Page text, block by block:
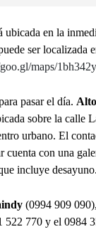
ubicada en la
ser localizada
maps/
pasar el día.
sobre la calle
urbano. El
cuenta con una
incluye desayuno.
(0994 909 090),
522 770 y el 0984